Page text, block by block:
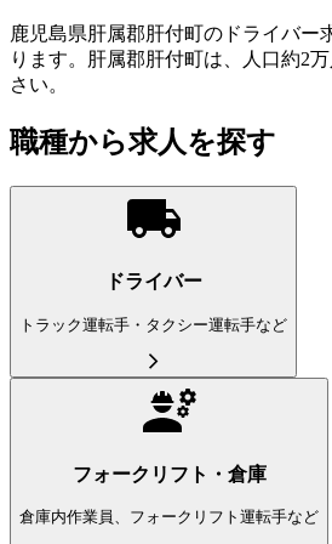
鹿児島県肝属郡肝付町のドライバ
ります。肝属郡肝付町は、人口約2
さい。
職種から求人を探す
ドライバー
トラック運転手・タクシー運転手など
フォークリフト・倉庫
倉庫内作業員、フォークリフト運転手など